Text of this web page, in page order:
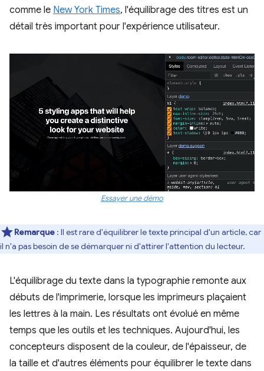
comme le New York Times, l'équilibrage des titres est un
détail très important pour l'expérience utilisateur.
Essayer une démo
Remarque : Il est rare d'équilibrer le texte principal d'un article, car
il n'a pas besoin de se démarquer ni d'attirer l'attention du lecteur.
L'équilibrage du texte dans la typographie remonte aux
débuts de l'imprimerie, lorsque les imprimeurs plaçaient
les lettres à la main. Les résultats ont évolué en même
temps que les outils et les techniques. Aujourd'hui, les
concepteurs disposent de la couleur, de l'épaisseur, de
la taille et d'autres éléments pour équilibrer le texte dans